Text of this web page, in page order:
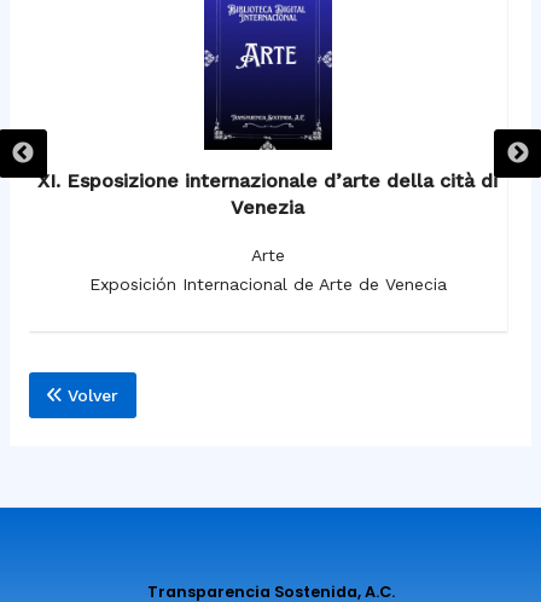
XI. Esposizione internazionale d’arte della cità di
Venezia
Arte
Exposición Internacional de Arte de Venecia
Volver
Transparencia Sostenida, A.C.